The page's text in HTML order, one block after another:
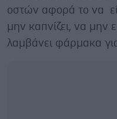
οστών αφορά το να
μην καπνίζει, να μην
λαμβάνει φάρμακα